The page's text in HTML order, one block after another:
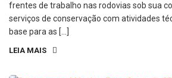
frentes de trabalho nas rodovias sob sua
serviços de conservação com atividades
base para as […]
LEIA MAIS